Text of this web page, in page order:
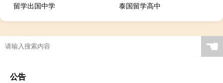
留学出国中学
泰国留学高中
☚
公告